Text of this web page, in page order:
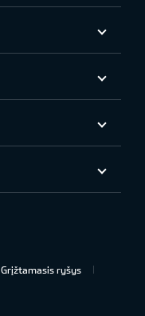
Grįžtamasis ryšys